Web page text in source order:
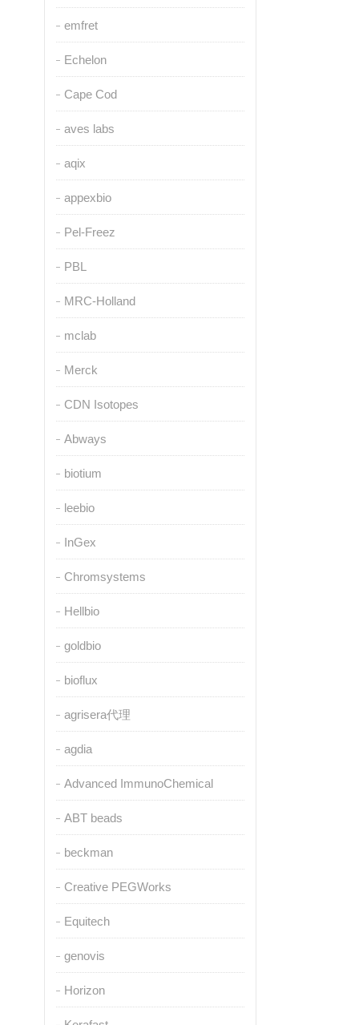
emfret
Echelon
Cape Cod
aves labs
aqix
appexbio
Pel-Freez
PBL
MRC-Holland
mclab
Merck
CDN Isotopes
Abways
biotium
leebio
InGex
Chromsystems
Hellbio
goldbio
bioflux
agrisera代理
agdia
Advanced ImmunoChemical
ABT beads
beckman
Creative PEGWorks
Equitech
genovis
Horizon